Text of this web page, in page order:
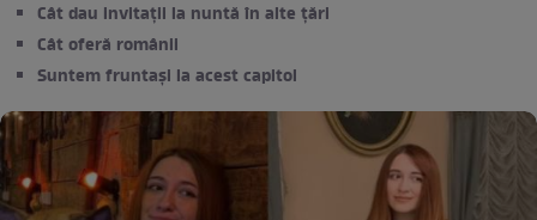
Cât dau invitații la nuntă în alte țări
Cât oferă românii
Suntem fruntași la acest capitol